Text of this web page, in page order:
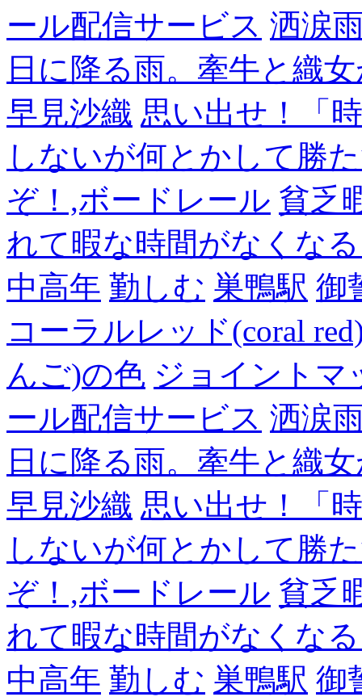
ール配信サービス 洒涙
日に降る雨。牽牛と織
早見沙織 思い出せ！「
しないが何とかして勝
ぞ！,ボードレール 貧乏
れて暇な時間がなくな
中高年 勤しむ 巣鴨駅 御
コーラルレッド(coral
んご)の色 ジョイントマ
ール配信サービス 洒涙
日に降る雨。牽牛と織
早見沙織 思い出せ！「
しないが何とかして勝
ぞ！,ボードレール 貧乏
れて暇な時間がなくな
中高年 勤しむ 巣鴨駅 御